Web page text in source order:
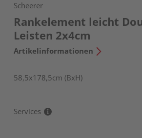
Scheerer
Rankelement leicht
Leisten 2x4cm
Artikelinformationen
58,5x178,5cm (BxH)
Services